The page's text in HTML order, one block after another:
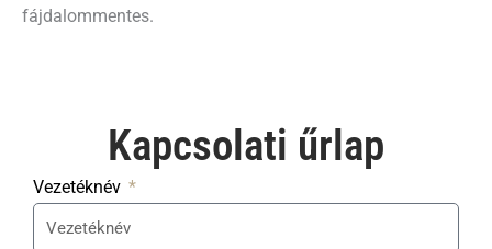
fájdalommentes.
Kapcsolati űrlap​
Vezetéknév